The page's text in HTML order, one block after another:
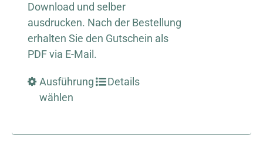
Download und selber
ausdrucken. Nach der Bestellung
erhalten Sie den Gutschein als
PDF via E-Mail.
Ausführung
wählen
Details